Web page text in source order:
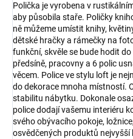
Polička je vyrobena v
aby působila staře. Poličky
ně můžeme umístit knihy,
dětské hračky a rámečky na
funkční, skvěle se bude hodit
předsíně, pracovny a 6 polic
věcem. Police ve stylu loft je
do dekorace mnoha místností.
stabilitu nábytku. Dokonale
police dodají vašemu interiéru
svého obývacího pokoje,
osvědčených produktů nejvyšší